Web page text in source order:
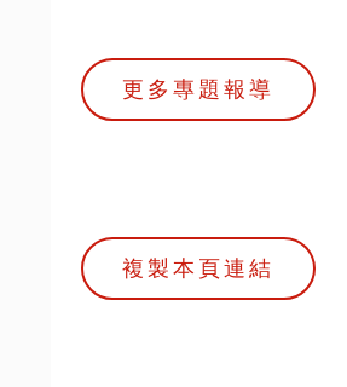
更多專題報導
複製本頁連結